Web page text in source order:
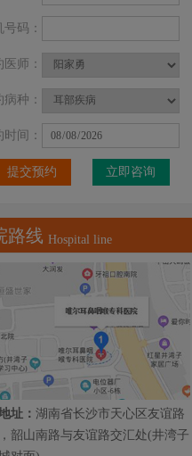
号码：
师：
种：
间：
立即咨询
路线 Hospital line
址： 湖南省长沙市天心区友谊路
韶山南路与友谊路交汇处(井湾子